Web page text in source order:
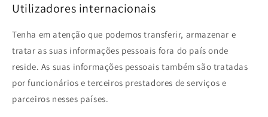
Utilizadores internacionais
Tenha em atenção que podemos transferir, armazenar e
tratar as suas informações pessoais fora do país onde
reside. As suas informações pessoais também são tratadas
por funcionários e terceiros prestadores de serviços e
parceiros nesses países.